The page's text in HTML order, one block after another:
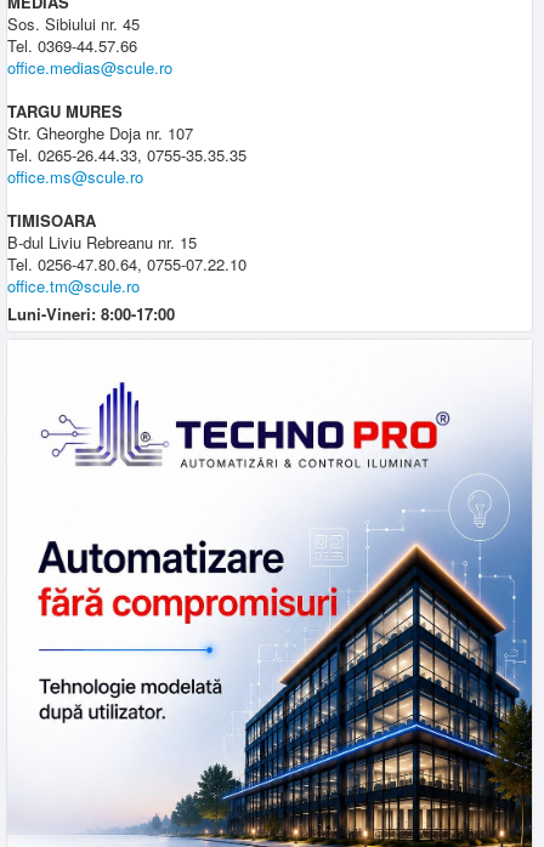
Sos. Sibiului nr. 45
Tel. 0369-44.57.66
office.medias@scule.ro
TARGU MURES
Str. Gheorghe Doja nr. 107
Tel. 0265-26.44.33, 0755-35.35.35
office.ms@scule.ro
TIMISOARA
B-dul Liviu Rebreanu nr. 15
Tel. 0256-47.80.64, 0755-07.22.10
office.tm@scule.ro
Luni-Vineri: 8:00-17:00